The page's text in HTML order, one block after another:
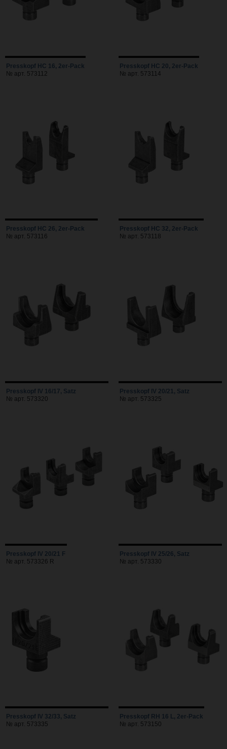
Presskopf HC 16, 2er-Pack
№ арт. 573112
Presskopf HC 20, 2er-Pack
№ арт. 573114
Presskopf HC 26, 2er-Pack
№ арт. 573116
Presskopf HC 32, 2er-Pack
№ арт. 573118
Presskopf IV 16/17, Satz
№ арт. 573320
Presskopf IV 20/21, Satz
№ арт. 573325
Presskopf IV 20/21 F
№ арт. 573326 R
Presskopf IV 25/26, Satz
№ арт. 573330
Presskopf IV 32/33, Satz
№ арт. 573335
Presskopf RH 16 L, 2er-Pack
№ арт. 573150